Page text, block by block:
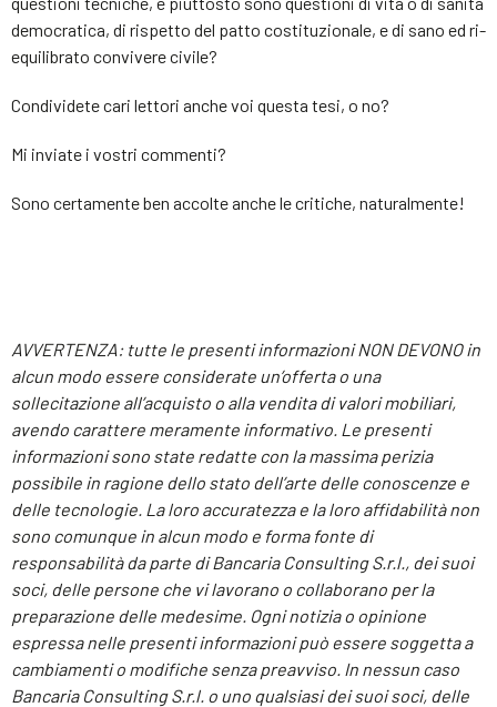
democratica, di rispetto del patto costituzionale, e di sano ed ri-
equilibrato convivere civile?
Condividete cari lettori anche voi questa tesi, o no?
Mi inviate i vostri commenti?
Sono certamente ben accolte anche le critiche, naturalmente!
AVVERTENZA: tutte le presenti informazioni NON DEVONO in
alcun modo essere considerate un’offerta o una
sollecitazione all’acquisto o alla vendita di valori mobiliari,
avendo carattere meramente informativo. Le presenti
informazioni sono state redatte con la massima perizia
possibile in ragione dello stato dell’arte delle conoscenze e
delle tecnologie. La loro accuratezza e la loro affidabilità non
sono comunque in alcun modo e forma fonte di
responsabilità da parte di Bancaria Consulting S.r.l., dei suoi
soci, delle persone che vi lavorano o collaborano per la
preparazione delle medesime. Ogni notizia o opinione
espressa nelle presenti informazioni può essere soggetta a
cambiamenti o modifiche senza preavviso. In nessun caso
Bancaria Consulting S.r.l. o uno qualsiasi dei suoi soci, delle